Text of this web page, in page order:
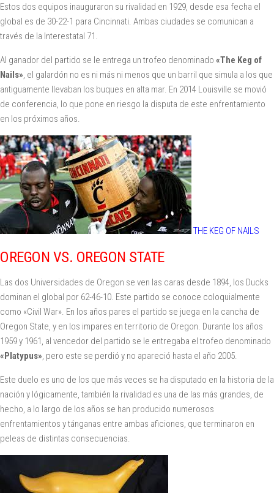
Estos dos equipos inauguraron su rivalidad en 1929, desde esa fecha el
global es de 30-22-1 para Cincinnati. Ambas ciudades se comunican a
través de la Interestatal 71.
Al ganador del partido se le entrega un trofeo denominado «The Keg of
Nails», el galardón no es ni más ni menos que un barril que simula a los que
antiguamente llevaban los buques en alta mar. En 2014 Louisville se movió
de conferencia, lo que pone en riesgo la disputa de este enfrentamiento
en los próximos años.
THE KEG OF NAILS
OREGON VS. OREGON STATE
Las dos Universidades de Oregon se ven las caras desde 1894, los Ducks
dominan el global por 62-46-10. Este partido se conoce coloquialmente
como «Civil War». En los años pares el partido se juega en la cancha de
Oregon State, y en los impares en territorio de Oregon. Durante los años
1959 y 1961, al vencedor del partido se le entregaba el trofeo denominado
«Platypus», pero este se perdió y no apareció hasta el año 2005.
Este duelo es uno de los que más veces se ha disputado en la historia de la
nación y lógicamente, también la rivalidad es una de las más grandes, de
hecho, a lo largo de los años se han producido numerosos
enfrentamientos y tánganas entre ambas aficiones, que terminaron en
peleas de distintas consecuencias.